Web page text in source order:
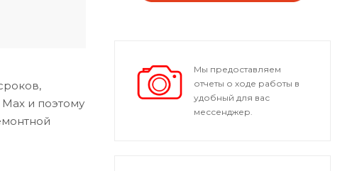
и поэтому
Мы предоставляем
отчеты о ходе работы в
удобный для вас
мессенджер.